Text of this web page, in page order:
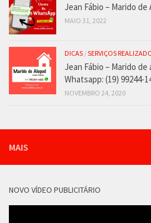
Jean Fábio – Marido de
MAIO 31, 2022
DICAS /SERVIÇOS
Jean Fábio – Marido
Whatsapp: (19) 99244-
NOVEMBRO 24, 2020
MAIS
NOVO VÍDEO PUBLICITÁRIO